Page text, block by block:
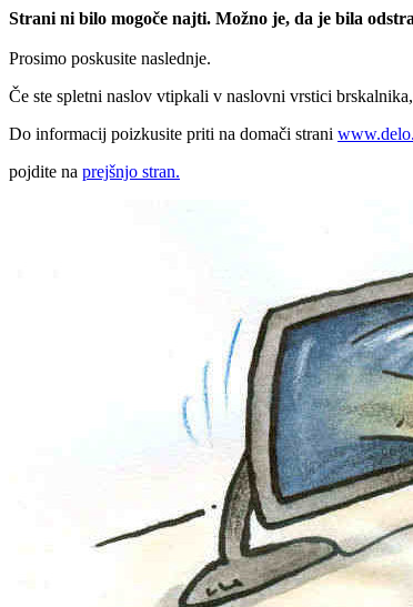
Strani ni bilo mogoče najti. Možno je, da je bila
Prosimo poskusite naslednje.
Če ste spletni naslov vtipkali v naslovni vrstici
Do informacij poizkusite priti na domači strani
pojdite na prejšnjo stran.